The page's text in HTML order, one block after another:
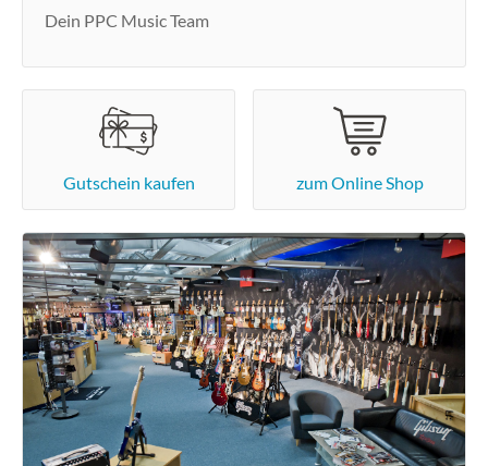
Dein PPC Music Team
Gutschein kaufen zum Online Shop